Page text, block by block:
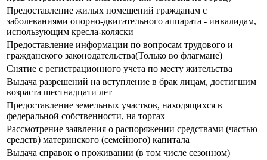
Предоставление жилых помещений гражданам с
заболеваниями опорно-двигательного аппарата - инвалидам,
использующим кресла-коляски
Предоставление информации по вопросам трудового и
гражданского законодательства(Только во флагмане)
Снятие с регистрационного учета по месту жительства
Выдача разрешений на вступление в брак лицам, достигшим
возраста шестнадцати лет
Предоставление земельных участков, находящихся в
федеральной собственности, на торгах
Рассмотрение заявления о распоряжении средствами (частью
средств) материнского (семейного) капитала
Выдача справок о проживании (в том числе сезонном)